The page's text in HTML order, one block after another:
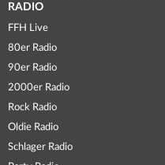
RADIO
FFH Live
80er Radio
90er Radio
2000er Radio
Rock Radio
Oldie Radio
Schlager Radio